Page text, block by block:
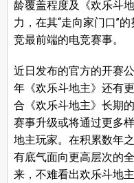
龄覆盖程度及《欢乐斗
力，在其“走向家门口”
竞最前端的电竞赛事。
近日发布的官方的开赛
年《欢乐斗地主》还有
合《欢乐斗地主》长期
赛事升级或将通过更多
地主玩家。在积累数年
有底气面向更高层次的
来，不难看出欢乐斗地